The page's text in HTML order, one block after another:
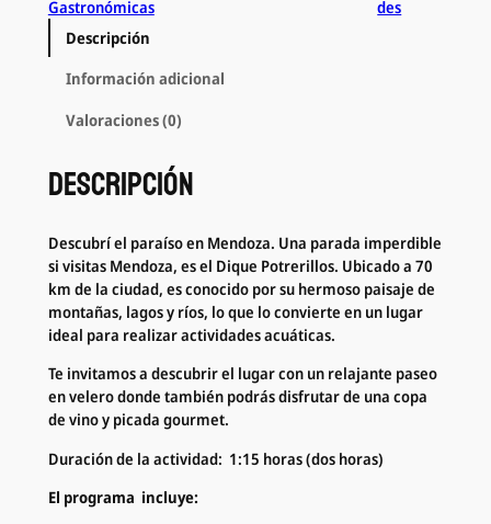
o
r
n
P
o
t
r
e
r
i
l
s
Gastronómicas
des
Descripción
Información adicional
Valoraciones (0)
Descripción
Descubrí el paraíso en Mendoza. Una parada imperdible
si visitas Mendoza, es el Dique Potrerillos. Ubicado a 70
km de la ciudad, es conocido por su hermoso paisaje de
montañas, lagos y ríos, lo que lo convierte en un lugar
ideal para realizar actividades acuáticas.
Te invitamos a descubrir el lugar con un relajante paseo
en velero donde también podrás disfrutar de una copa
de vino y picada gourmet.
Duración de la actividad: 1:15 horas (dos horas)
El programa incluye: